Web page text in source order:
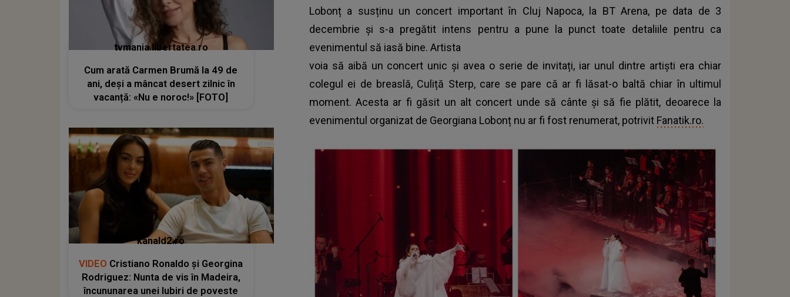
Lobonț a susținu un concert important în Cluj Napoca, la BT Arena, pe data de 3
decembrie și s-a pregătit intens pentru a pune la punct toate detaliile pentru ca
evenimentul să iasă bine. Artista
voia să aibă un concert unic și avea o serie de invitați, iar unul dintre artiști era chiar
colegul ei de breaslă, Culiță Sterp, care se pare că ar fi lăsat-o baltă chiar în ultimul
moment. Acesta ar fi găsit un alt concert unde să cânte și să fie plătit, deoarece la
evenimentul organizat de Georgiana Lobonț nu ar fi fost renumerat, potrivit Fanatik.ro.
tvmania.libertatea.ro
Cum arată Carmen Brumă la 49 de
ani, deși a mâncat desert zilnic în
vacanță: «Nu e noroc!» [FOTO]
kanald2.ro
VIDEO Cristiano Ronaldo și Georgina
Rodriguez: Nunta de vis în Madeira,
încununarea unei Iubiri de poveste